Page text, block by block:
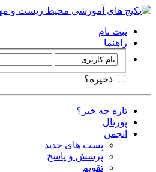
ثبت نام
راهنما
ذخیره؟
تازه چه خبر؟
پورتال
انجمن
پست های جدید
پرسش و پاسخ
تقویم